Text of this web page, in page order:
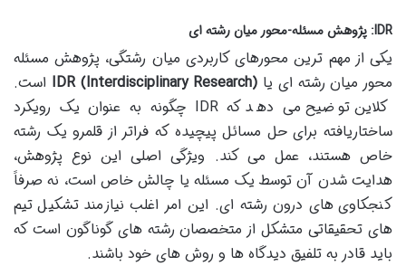
IDR: پژوهش مسئله-محور میان رشته ای
یکی از مهم ترین محورهای کاربردی میان رشتگی، پژوهش مسئله
محور میان رشته ای یا IDR (Interdisciplinary Research) است.
کلاین توضیح می دهد که IDR چگونه به عنوان یک رویکرد
ساختاریافته برای حل مسائل پیچیده که فراتر از قلمرو یک رشته
خاص هستند، عمل می کند. ویژگی اصلی این نوع پژوهش،
هدایت شدن آن توسط یک مسئله یا چالش خاص است، نه صرفاً
کنجکاوی های درون رشته ای. این امر اغلب نیازمند تشکیل تیم
های تحقیقاتی متشکل از متخصصان رشته های گوناگون است که
باید قادر به تلفیق دیدگاه ها و روش های خود باشند.